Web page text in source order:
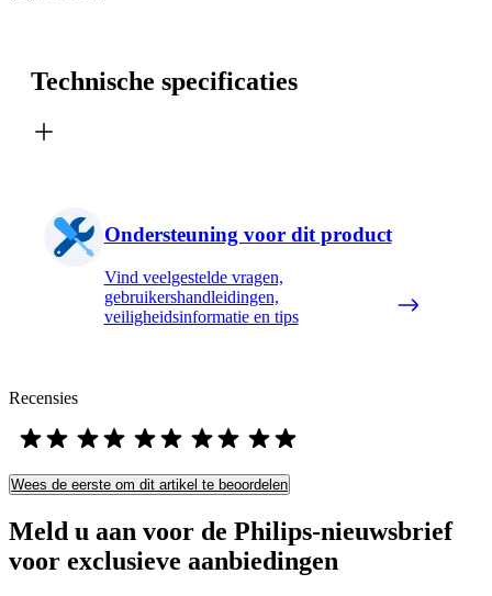
Technische specificaties
Ondersteuning voor dit product
Vind veelgestelde vragen,
gebruikershandleidingen,
veiligheidsinformatie en tips
Recensies
Wees de eerste om dit artikel te beoordelen
Meld u aan voor de Philips-nieuwsbrief
voor exclusieve aanbiedingen